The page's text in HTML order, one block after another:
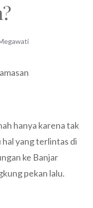
hanya karena tak
hal yang terlintas di
ke Banjar
pekan lalu.